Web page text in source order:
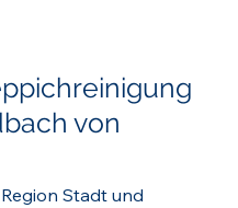
von
Stadt und